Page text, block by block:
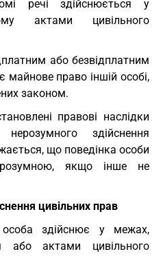
речі здійснюється у
актами цивільного
або безвідплатним
право іншій особі,
законом.
правові наслідки
здійснення
що поведінка особи
якщо інше не
цивільних прав
здійснює у межах,
або актами цивільного